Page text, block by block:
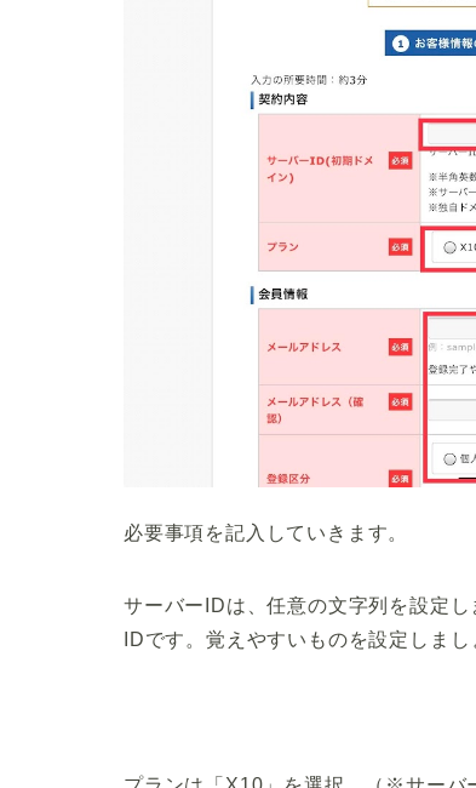
必要事項を記入していきます。
サーバーIDは、任意の文字列を設定
IDです。覚えやすいものを設定しまし